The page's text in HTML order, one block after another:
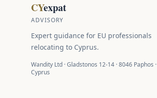
CYexpat
ADVISORY
Expert guidance for EU professionals
relocating to Cyprus.
Wandity Ltd · Gladstonos 12-14 · 8046 Paphos ·
Cyprus